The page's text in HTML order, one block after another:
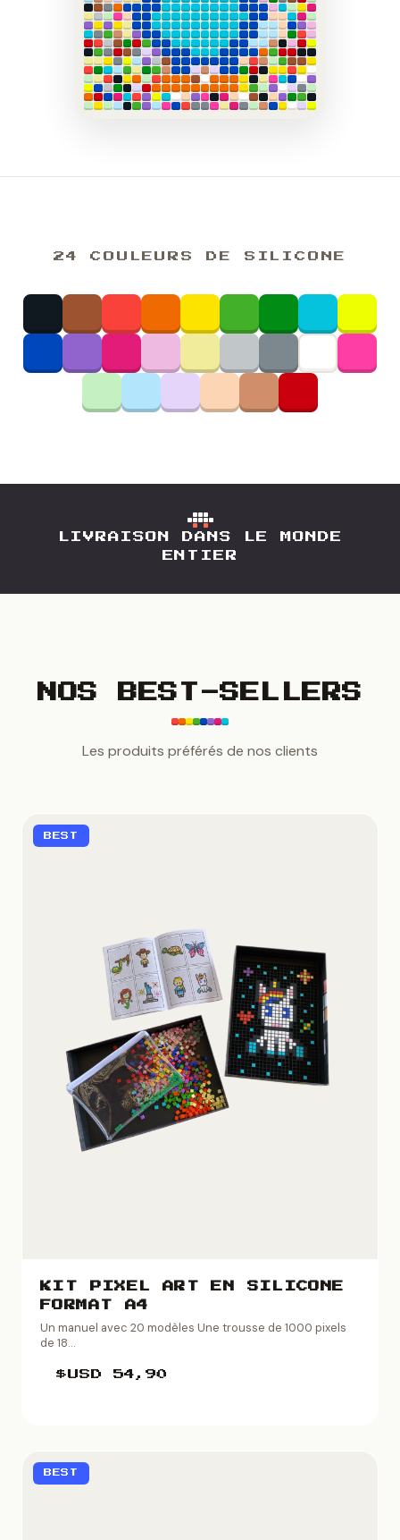
24 COULEURS DE SILICONE
LIVRAISON DANS LE MONDE
ENTIER
NOS BEST-SELLERS
Les produits préférés de nos clients
BEST
KIT PIXEL ART EN SILICONE
FORMAT A4
Un manuel avec 20 modèles Une trousse de 1000 pixels
de 18...
$USD54,90
BEST